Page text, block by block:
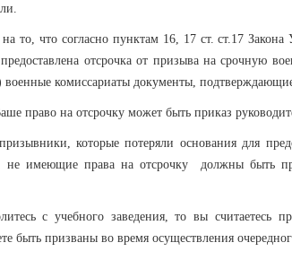
то, что согласно пунктам 16, 17 ст. ст.17
​​отсрочка от призыва на срочную
военные комиссариаты документы,
право на отсрочку может быть приказ
которые потеряли основания для
имеющие права на отсрочку должны быть
с учебного заведения, то вы считаетесь
быть призваны во время осуществления